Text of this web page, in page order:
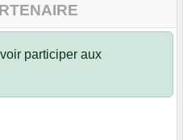
participer aux